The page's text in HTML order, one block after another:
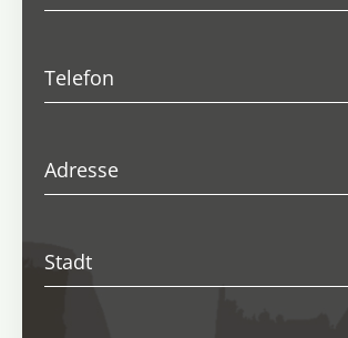
Telefon
Adresse
Stadt